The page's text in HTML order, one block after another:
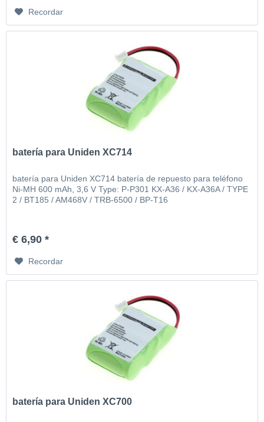
Recordar
batería para Uniden XC714
batería para Uniden XC714 batería de repuesto para teléfono
Ni-MH 600 mAh, 3,6 V Type: P-P301 KX-A36 / KX-A36A / TYPE
2 / BT185 / AM468V / TRB-6500 / BP-T16
€ 6,90 *
Recordar
batería para Uniden XC700